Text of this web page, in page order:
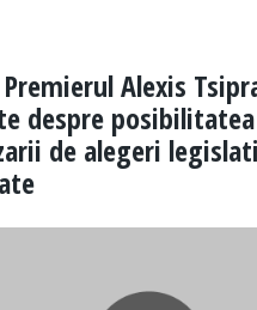
Alexis
despre posibilitatea
de alegeri